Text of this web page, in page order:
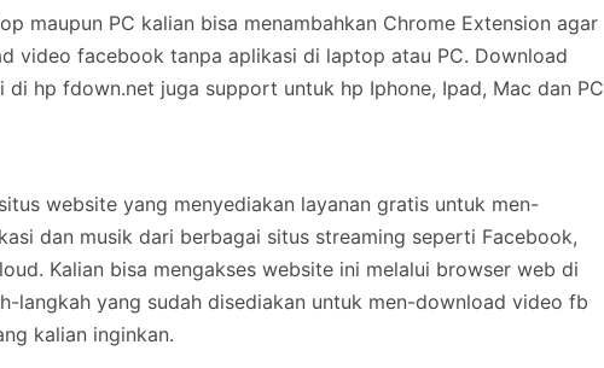
maupun PC kalian bisa menambahkan Chrome Extension agar
video facebook tanpa aplikasi di laptop atau PC. Download
hp fdown.net juga support untuk hp Iphone, Ipad, Mac dan PC
website yang menyediakan layanan gratis untuk men-
dan musik dari berbagai situs streaming seperti Facebook,
Kalian bisa mengakses website ini melalui browser web di
langkah yang sudah disediakan untuk men-download video fb
kalian inginkan.